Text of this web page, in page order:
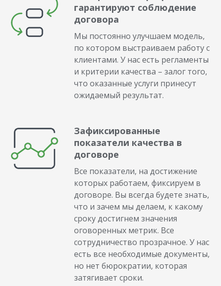
гарантируют соблюдение
договора
Мы постоянно улучшаем модель,
по котором выстраиваем работу с
клиентами. У нас есть регламенты
и критерии качества – залог того,
что оказанные услуги принесут
ожидаемый результат.
Зафиксированные
показатели качества в
договоре
Все показатели, на достижение
которых работаем, фиксируем в
договоре. Вы всегда будете знать,
что и зачем мы делаем, к какому
сроку достигнем значения
оговоренных метрик. Все
сотрудничество прозрачное. У нас
есть все необходимые документы,
но нет бюрократии, которая
затягивает сроки.